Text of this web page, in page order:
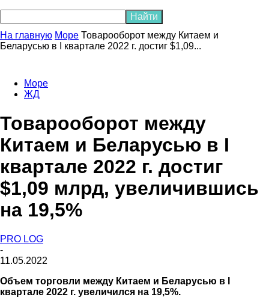
На главную Море Товарооборот между Китаем и
Беларусью в I квартале 2022 г. достиг $1,09...
Море
ЖД
Товарооборот между
Китаем и Беларусью в I
квартале 2022 г. достиг
$1,09 млрд, увеличившись
на 19,5%
PRO LOG
-
11.05.2022
Объем торговли между Китаем и Беларусью в I
квартале 2022 г. увеличился на 19,5%.